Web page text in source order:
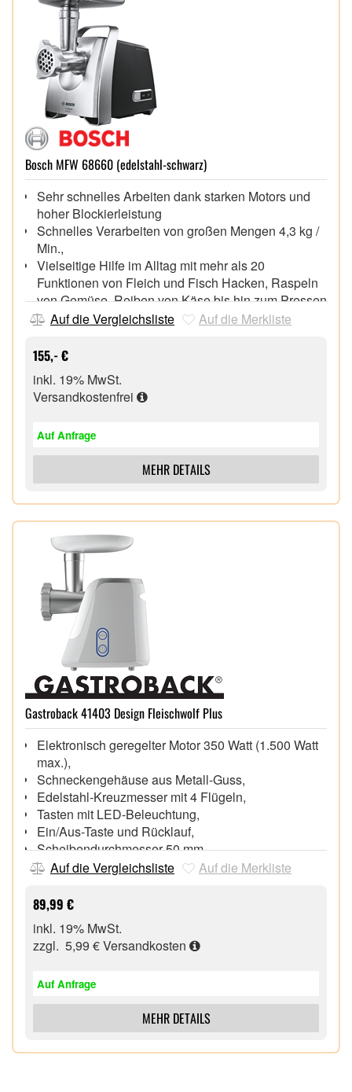
Bosch MFW 68660 (edelstahl-schwarz)
Sehr schnelles Arbeiten dank starken Motors und
hoher Blockierleistung
Schnelles Verarbeiten von großen Mengen 4,3 kg /
Min.,
Vielseitige Hilfe im Alltag mit mehr als 20
Funktionen von Fleich und Fisch Hacken, Raspeln
von Gemüse, Reiben von Käse bis hin zum Pressen
von Obst und Gemüse
Kabelverstauung und Scheibenaufbewahrung
Flexible Einsatzmöglichkeiten, Zubereitung von
Hack aus Fleisch und Fisch, sowie Kebbe und
Wurst.
Auf die Vergleichsliste Auf die Merkliste
155,- €
inkl. 19% MwSt.
Versandkostenfrei
Auf Anfrage
MEHR DETAILS
Gastroback 41403 Design Fleischwolf Plus
Elektronisch geregelter Motor 350 Watt (1.500 Watt
max.),
Schneckengehäuse aus Metall-Guss,
Edelstahl-Kreuzmesser mit 4 Flügeln,
Tasten mit LED-Beleuchtung,
Ein/Aus-Taste und Rücklauf,
Scheibendurchmesser 50 mm,
2 Lochscheiben (Bohrungen 4 mm und 8 mm),
Spritzgebäckvorsatz, Kebbevorsatz für die
orientalische Küche
Maße: B x T x H: 220 x 168 x 377 mm, Gewicht:
3,15 Kg,
Auf die Vergleichsliste Auf die Merkliste
89,99 €
inkl. 19% MwSt.
zzgl. 5,99 €Versandkosten
Auf Anfrage
MEHR DETAILS